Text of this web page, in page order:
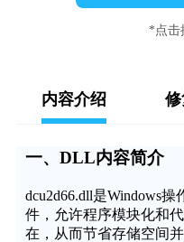
*点击
内容介绍
一、DLL内容简介
dcu2d66.dll是Windows
件，允许程序模块化和
在，从而节省存储空间